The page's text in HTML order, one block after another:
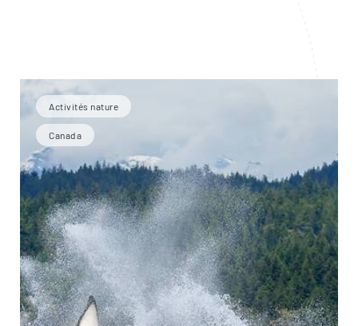
Activités nature
Canada